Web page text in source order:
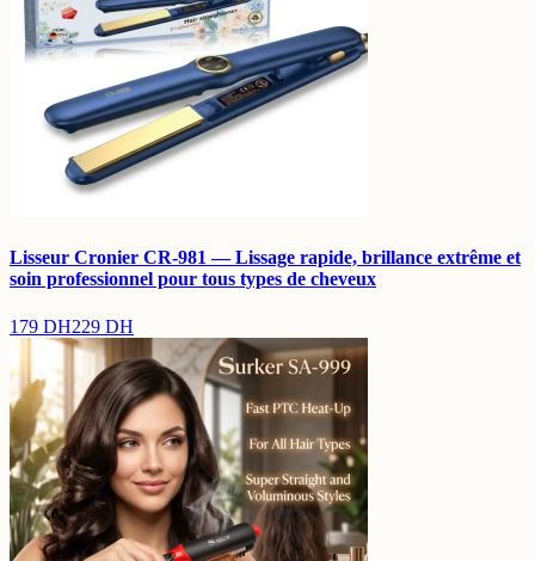
Lisseur Cronier CR-981 — Lissage rapide, brillance extrême et
soin professionnel pour tous types de cheveux
179 DH229 DH